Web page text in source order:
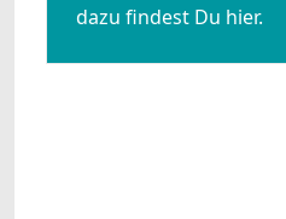
dazu findest Du hier.